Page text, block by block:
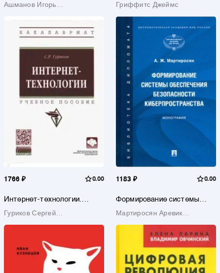
Ашманов Игорь
Гриффитс Джеймс
1766 ₽ 0.00
Интернет-технологии.
Гуриков Сергей
1183 ₽ 0.00
Формирование системы
киберпространства.
Мартиросян Аревик